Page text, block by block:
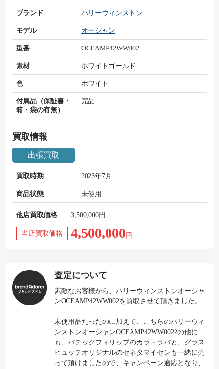
ブランド ハリーウィンストン
モデル オーシャン
型番 OCEAMP42WW002
素材 ホワイトゴールド
色 ホワイト
付属品（保証書・
箱・袋の有無）
完品
買取情報
出張買取
買取時期 2023年7月
商品状態 未使用
他店買取価格 3,500,000円
当店買取価格 4,500,000 円
査定について
素敵なお客様から、ハリーウィンストンオーシャ
ンOCEAMP42WW002を買取させて頂きました。
未使用品だったのに加えて、こちらのハリーウィ
ンストンオーシャンOCEAMP42WW0022の他に
も、パテックフィリップのカラトラバと、グラス
ヒュッテオリジナルのセネタマイセンも一緒に売
って頂けましたので、キャンペーン適応となり、